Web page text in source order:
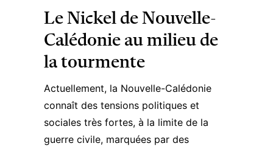
Le Nickel de Nouvelle-
Calédonie au milieu de
la tourmente
Actuellement, la Nouvelle-Calédonie
connaît des tensions politiques et
sociales très fortes, à la limite de la
guerre civile, marquées par des